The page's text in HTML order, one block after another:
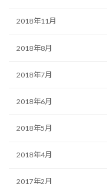
2018年11月
2018年8月
2018年7月
2018年6月
2018年5月
2018年4月
2017年2月